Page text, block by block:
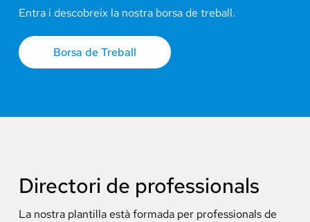
Entra i descobreix la nostra borsa de treball.
Borsa de Treball
Directori de professionals
La nostra plantilla està formada per professionals de